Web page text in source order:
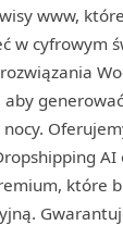
www,
w cyfrowym
które